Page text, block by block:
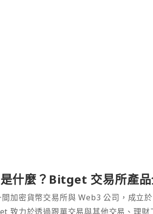
什麼？Bitget 交易所產品
加密貨幣交易所與 Web3 公司，成立
致力於透過跟單交易與其他交易、理